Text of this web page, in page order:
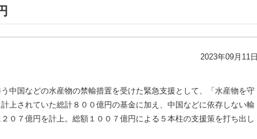
2023年09月11日
中国などの水産物の禁輸措置を受けた緊急支援として、「水産物を守
上されていた総計８００億円の基金に加え、中国などに依存しない輸
０７億円を計上。総額１００７億円による５本柱の支援策を打ち出し